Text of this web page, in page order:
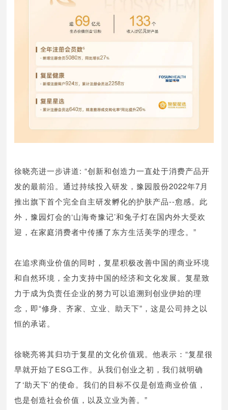
徐晓亮进一步讲道: “创新和创造力一直处于消费产品开
发的最前沿。通过持续投入研发，豫园股份2022年7月
推出旗下首个完全自主研发孵化的护肤产品--愈感。此
外，豫园灯会的‘山海奇豫记’和兔子灯在国内外大受欢
迎，在家庭消费者中传播了东方生活美学的理念。”
在追求商业价值的同时，复星积极改善中国的商业环境
和自然环境，全力支持中国的经济和文化发展。复星致
力于成为负责任企业的努力可以追溯到创业伊始的理
念，即“修身、齐家、立业、助天下”，这是公司持之以
恒的承诺。
徐晓亮将其归功于复星的文化价值观。他表示：“复星很
早就开始了ESG工作。从我们创业之初，我们就明确
了‘助天下’的使命。我们的目标不仅是创造商业价值，
也是创造社会价值，以及立业为善。”